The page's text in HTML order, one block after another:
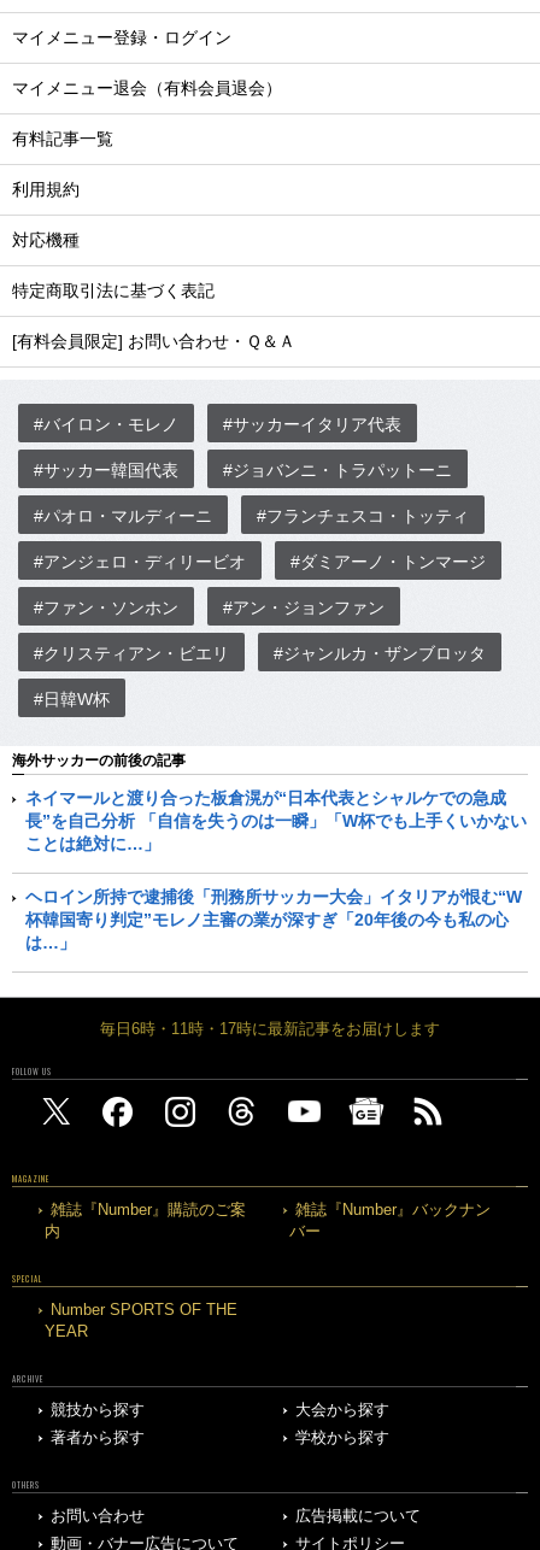
マイメニュー登録・ログイン
マイメニュー退会（有料会員退会）
有料記事一覧
利用規約
対応機種
特定商取引法に基づく表記
[有料会員限定] お問い合わせ・Ｑ＆Ａ
#バイロン・モレノ #サッカーイタリア代表
#サッカー韓国代表 #ジョバンニ・トラパットーニ
#パオロ・マルディーニ #フランチェスコ・トッティ
#アンジェロ・ディリービオ #ダミアーノ・トンマージ
#ファン・ソンホン #アン・ジョンファン
#クリスティアン・ビエリ #ジャンルカ・ザンブロッタ
#日韓W杯
海外サッカーの前後の記事
ネイマールと渡り合った板倉滉が“日本代表とシャルケでの急成
長”を自己分析 「自信を失うのは一瞬」「W杯でも上手くいかない
ことは絶対に…」
ヘロイン所持で逮捕後「刑務所サッカー大会」イタリアが恨む“W
杯韓国寄り判定”モレノ主審の業が深すぎ「20年後の今も私の心
は…」
毎日6時・11時・17時に最新記事をお届けします
FOLLOW US
MAGAZINE
雑誌『Number』購読のご案
内
雑誌『Number』バックナン
バー
SPECIAL
Number SPORTS OF THE
YEAR
ARCHIVE
競技から探す
大会から探す
著者から探す
学校から探す
OTHERS
お問い合わせ
広告掲載について
動画・バナー広告について
サイトポリシー